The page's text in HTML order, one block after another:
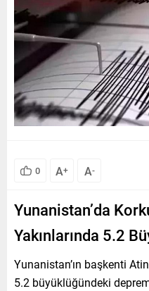
0 A+ A-
Yunanistan’da
Yakınlarında 5.2
Yunanistan’ın başkenti
5.2 büyüklüğündeki